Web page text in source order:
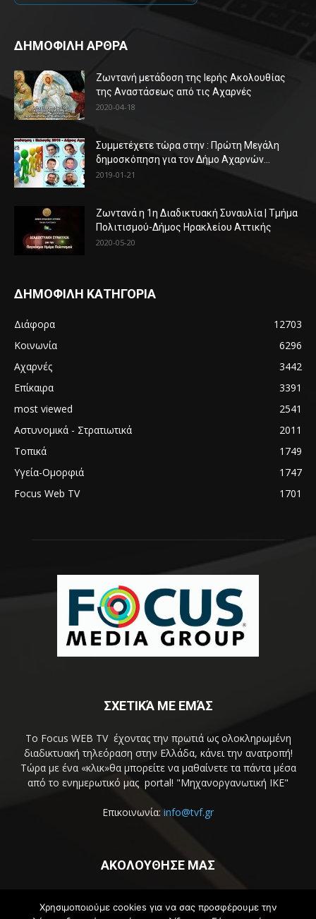
ΔΗΜΟΦΙΛΗ ΑΡΘΡΑ
Ζωντανή μετάδοση της Ιερής Ακολουθίας
της Αναστάσεως από τις Αχαρνές
2020-04-18
Συμμετέχετε τώρα στην : Πρώτη Μεγάλη
δημοσκόπηση για τον Δήμο Αχαρνών...
2019-01-21
Ζωντανά η 1η Διαδικτυακή Συναυλία | Τμήμα
Πολιτισμού-Δήμος Ηρακλείου Αττικής
2020-05-20
ΔΗΜΟΦΙΛΗ ΚΑΤΗΓΟΡΙΑ
Διάφορα
12703
Κοινωνία
6296
Αχαρνές
3442
Επίκαιρα
3391
most viewed
2541
Αστυνομικά - Στρατιωτικά
2011
Τοπικά
1749
Υγεία-Ομορφιά
1747
Focus Web TV
1701
ΣΧΕΤΙΚΆ ΜΕ ΕΜΆΣ
Το Focus WEB TV έχοντας την πρωτιά ως ολοκληρωμένη
διαδικτυακή τηλεόραση στην Ελλάδα, κάνει την ανατροπή!
Τώρα με ένα «κλικ»θα μπορείτε να μαθαίνετε τα πάντα μέσα
από το ενημερωτικό μας portal! "Μηχανοργανωτική ΙΚΕ"
Επικοινωνία: info@tvf.gr
ΑΚΟΛΟΥΘΗΣΕ ΜΑΣ
Χρησιμοποιούμε cookies για να σας προσφέρουμε την